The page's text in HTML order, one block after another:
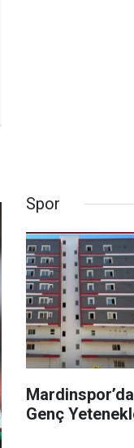
Spor
Genç